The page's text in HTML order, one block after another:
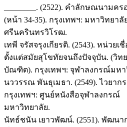
________. (2522). คำลักษณนามค
(หน้า 34-35). กรุงเทพฯ: มหาวิทยาลั
ศรีนครินทรวิโรฒ.
เทพี จรัสจรุงเกียรติ. (2543). หน่วย
ตั้งแต่สมัยสุโขทัยจนถึงปัจจุบัน. (วิ
บัณฑิต). กรุงเทพฯ: จุฬาลงกรณ์มหา
นววรรณ พันธุเมธา. (2549). ไวยา
กรุงเทพฯ: ศูนย์หนังสือจุฬาลงกรณ์
มหาวิทยาลัย.
นัทธ์ชนัน เยาวพัฒน์. (2551). พัฒน